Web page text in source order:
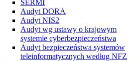
SERMI
Audyt DORA
Audyt NIS2
Audyt wg ustawy o krajowym
systemie cyberbezpieczeństwa
Audyt bezpieczeństwa systemów
teleinformatycznych według NFZ